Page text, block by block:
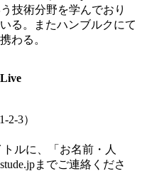
技術分野を学んでおり
る。またハンブルクにて
わる。
2-3）
ルに、「お名前・人
までご連絡くださ